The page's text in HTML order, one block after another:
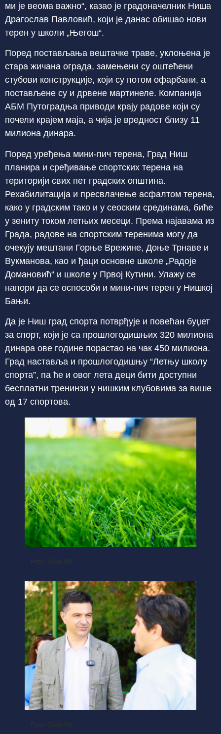
ми је веома важно“, казао је градоначелник Ниша
Драгослав Павловић, који је данас обишао нови
терен у школи „Његош“.
Поред постављања вештачке траве, уклоњена је
стара жичана ограда, замењени су оштећени
стубови конструкције, који су потом офарбани, а
постављене су и дрвене мартинеле. Компанија
АБМ Путоградња приводи крају радове који су
почели крајем маја, а чија је вредност близу 11
милиона динара.
Поред уређења мини-пич терена, Град Ниш
планира и сређивање спортских терена на
територији свих пет градских општина.
Рехабилитација и пресвлачење асфалтом терена,
како у градским тако и у сеоским срединама, биће
у зениту током летњих месеци. Према најавама из
Града, радове на спортским теренима могу да
очекују мештани Горње Врежине, Доње Трнаве и
Вукманова, као и ђаци основне школе „Радоје
Домановић“ и школе у Првој Кутини. Улажу се
напори да се оспособи и мини-пич терен у Нишкој
Бањи.
Да је Ниш град спорта потврђује и повећан буџет
за спорт, који је са прошлогодишњих 320 милиона
динара ове године порастао на чак 450 милиона.
Град наставља и прошлогодишњу “Летњу школу
спорта”, па ће и овог лета деци бити доступни
бесплатни тренинзи у нишким клубовима за више
од 17 спортова.
Foto: Grad Niš
Foto: Grad Niš